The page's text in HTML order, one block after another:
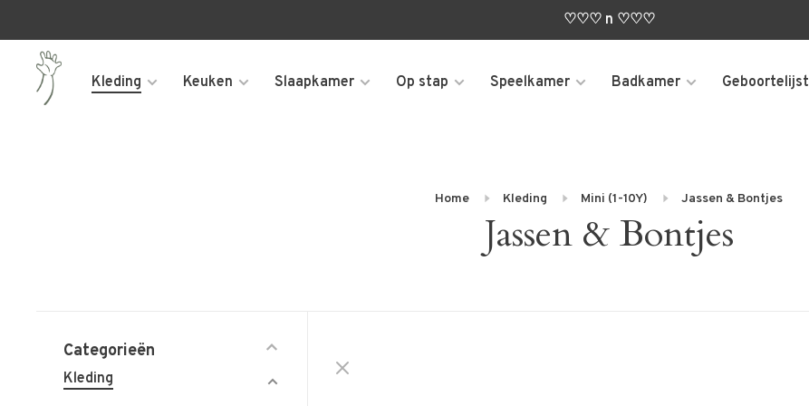
♡♡♡ n ♡♡♡
Kleding Keuken Slaapkamer Op stap Speelkamer Badkamer Geboortelijst
Home Kleding Mini (1-10Y) Jassen & Bontjes
Jassen & Bontjes
Categorieën
Kleding